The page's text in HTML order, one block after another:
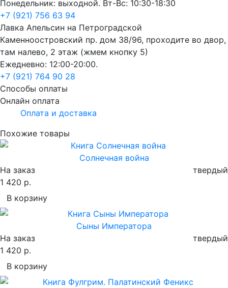
Понедельник: выходной. Вт-Вс: 10:30-18:30
+7 (921) 756 63 94
Лавка Апельсин на Петроградской
Каменноостровский пр. дом 38/96, проходите во двор,
там налево, 2 этаж (жмем кнопку 5)
Ежедневно: 12:00-20:00.
+7 (921) 764 90 28
Способы оплаты
Онлайн оплата
Оплата и доставка
Похожие товары
Солнечная война
На заказ
твердый
1 420 р.
В корзину
Сыны Императора
На заказ
твердый
1 420 р.
В корзину